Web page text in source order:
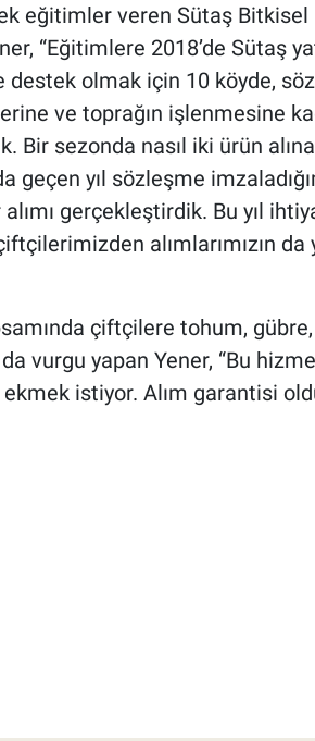
eğitimler veren Sütaş
“Eğitimlere 2018’de Sütaş
destek olmak için 10 köyde,
ve toprağın işlenmesine
Bir sezonda nasıl iki ürün
geçen yıl sözleşme
gerçekleştirdik. Bu yıl
alımlarımızın
çiftçilere tohum,
vurgu yapan Yener, “Bu
ekmek istiyor. Alım garantisi